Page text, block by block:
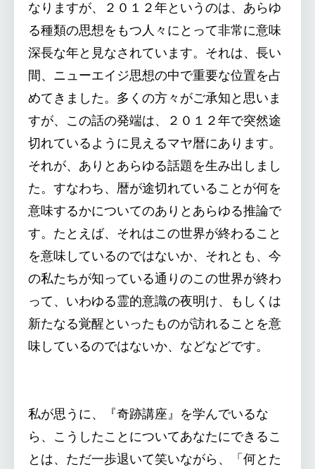
なりますが、２０１２年というのは、あらゆ
る種類の思想をもつ人々にとって非常に意味
深長な年と見なされています。それは、長い
間、ニューエイジ思想の中で重要な位置を占
めてきました。多くの方々がご承知と思いま
すが、この話の発端は、２０１２年で突然途
切れているように見えるマヤ暦にあります。
それが、ありとあらゆる話題を生み出しまし
た。すなわち、暦が途切れていることが何を
意味するかについてのありとあらゆる推論で
す。たとえば、それはこの世界が終わること
を意味しているのではないか、それとも、今
の私たちが知っている通りのこの世界が終わ
って、いわゆる霊的意識の夜明け、もしくは
新たなる覚醒といったものが訪れることを意
味しているのではないか、などなどです。
私が思うに、『奇跡講座』を学んでいるな
ら、こうしたことについてあなたにできるこ
とは、ただ一歩退いて笑いながら、「何とた